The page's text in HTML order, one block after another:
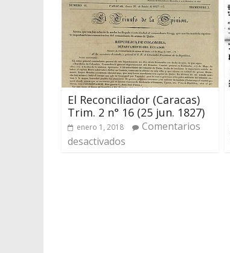
El Reconciliador (Caracas)
Trim. 2 n° 16 (25 jun. 1827)
enero 1, 2018
Comentarios
desactivados